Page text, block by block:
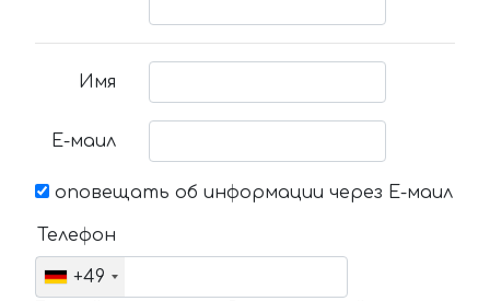
Имя
Е-маил
оповещать об информации через Е-маил
Телефон
+49